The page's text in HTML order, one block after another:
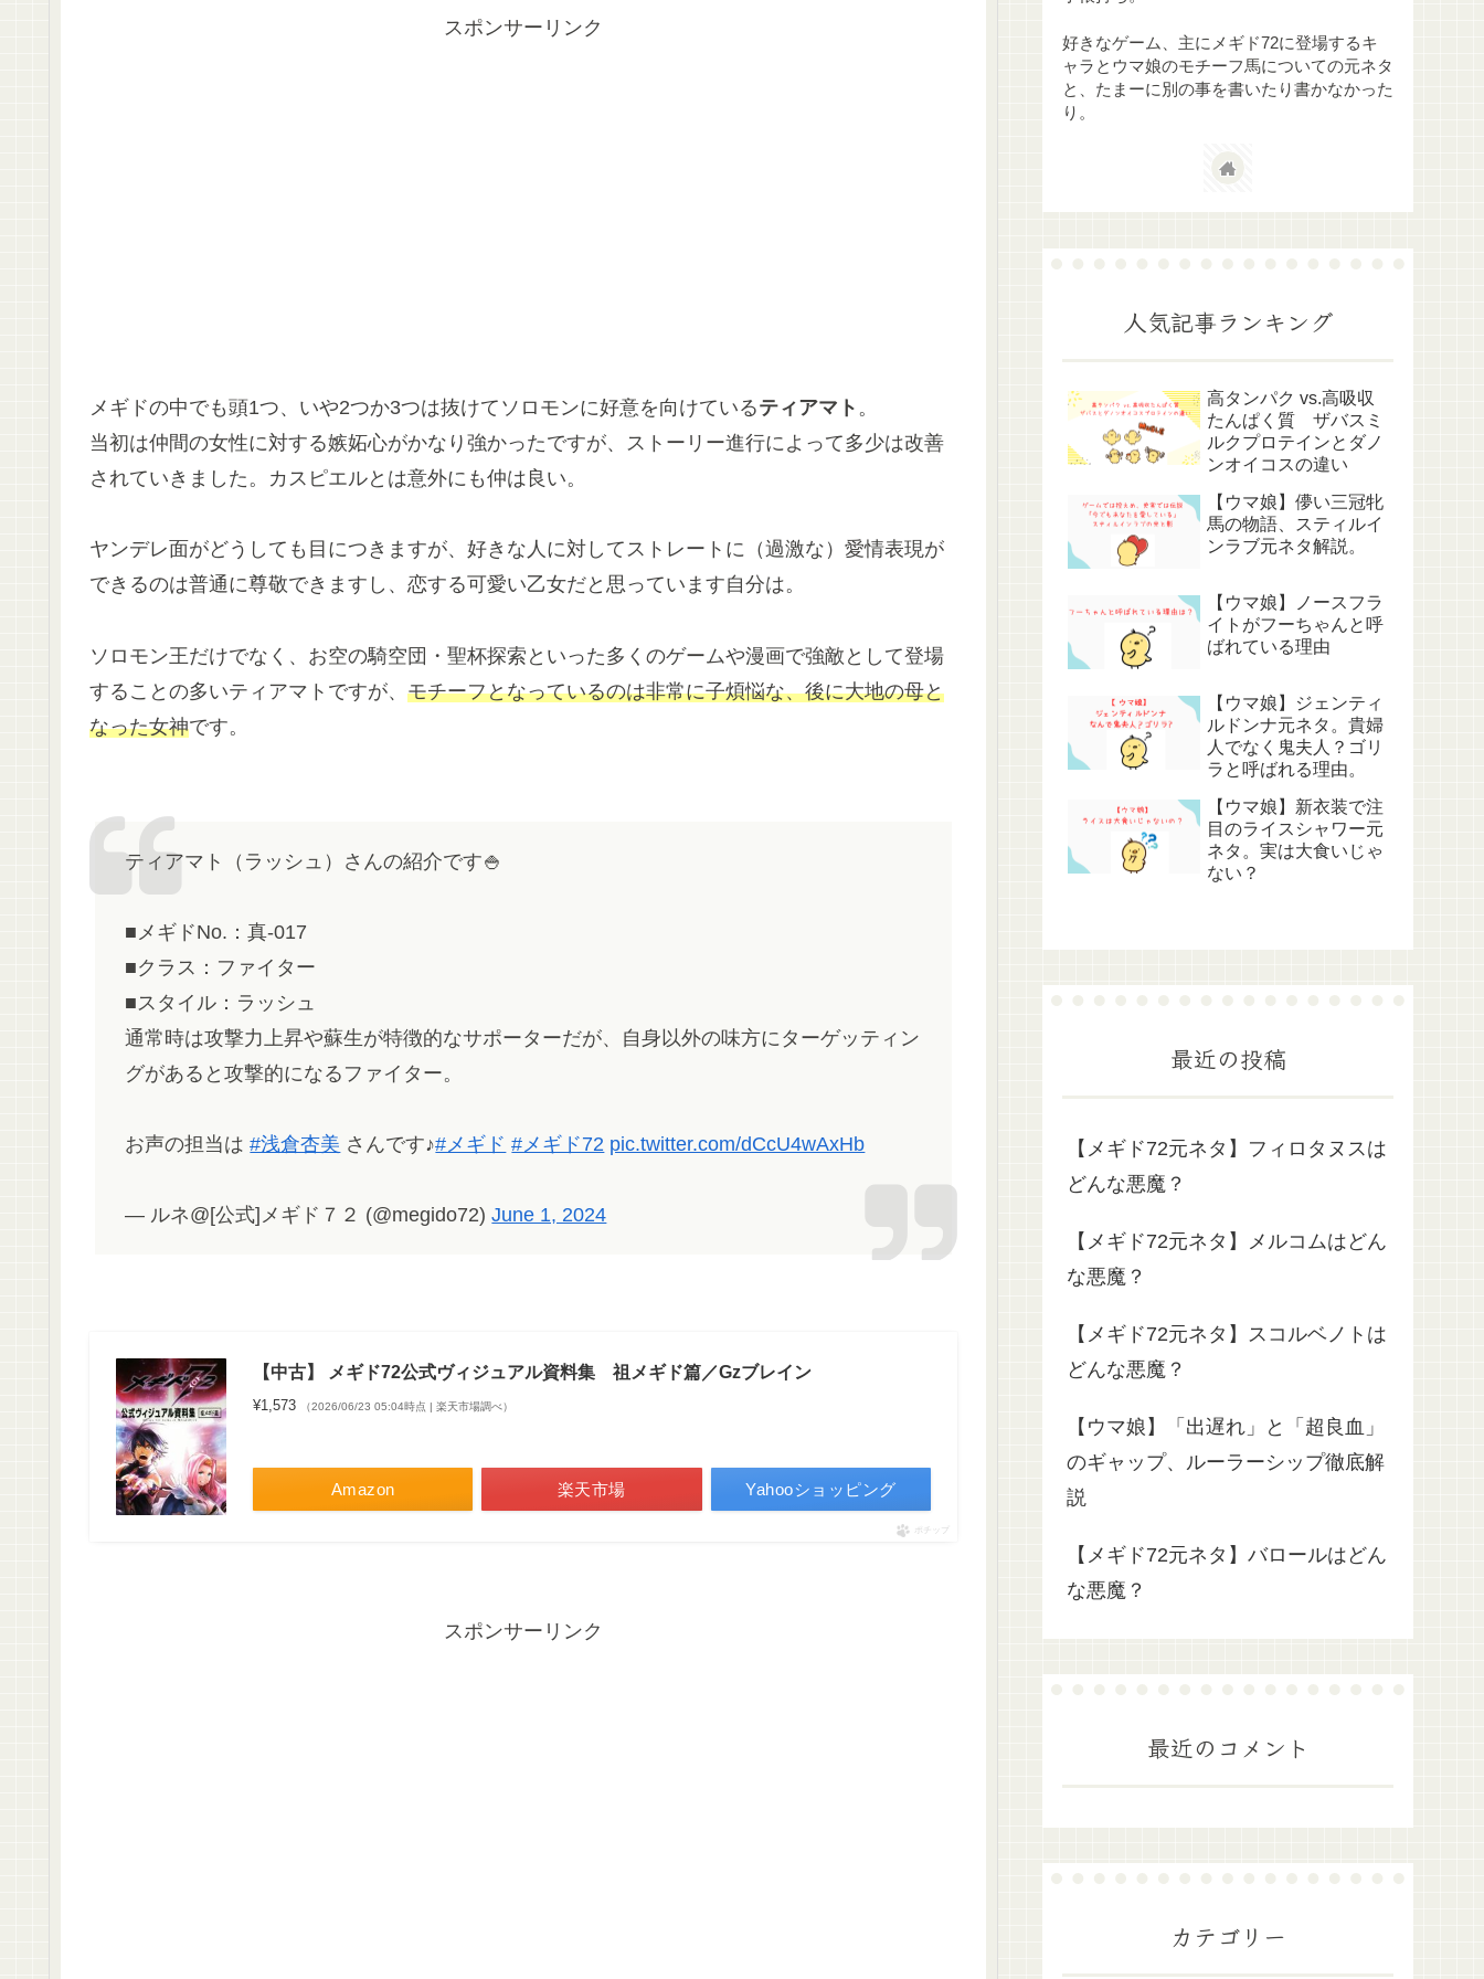
スポンサーリンク
メギドの中でも頭1つ、いや2つか3つは抜けてソロモンに好意を向けているティアマト 。
当初は仲間の女性に対する嫉妬心がかなり強かったですが、ストーリー進行によって多少は改善
されていきました。カスピエルとは意外にも仲は良い。
ヤンデレ面がどうしても目につきますが、好きな人に対してストレートに（過激な）愛情表現が
できるのは普通に尊敬できますし、恋する可愛い乙女だと思っています自分は。
ソロモン王だけでなく、お空の騎空団・聖杯探索といった多くのゲームや漫画で強敵として登場
することの多いティアマトですが、 モチーフとなっているのは非常に子煩悩な、後に大地の母と
なった女神です。
ティアマト（ラッシュ）さんの紹介です🍚
■メギドNo.：真-017
■クラス：ファイター
■スタイル：ラッシュ
通常時は攻撃力上昇や蘇生が特徴的なサポーターだが、自身以外の味方にターゲッティン
グがあると攻撃的になるファイター。
お声の担当は#浅倉杏美 さんです♪#メギド #メギド72 pic.twitter.com/dCcU4wAxHb
— ルネ@[公式]メギド７２ (@megido72)June 1, 2024
【中古】 メギド72公式ヴィジュアル資料集 祖メギド篇／Gzブレイン
¥1,573 （2026/06/23 05:04時点 | 楽天市場調べ）
Amazon 楽天市場 Yahooショッピング
ポチップ
スポンサーリンク
好きなゲーム、主にメギド72に登場するキ
ャラとウマ娘のモチーフ馬についての元ネタ
と、たまーに別の事を書いたり書かなかった
り。
人気記事ランキング
高タンパク vs.高吸収
たんぱく質 ザバスミ
ルクプロテインとダノ
ンオイコスの違い
【ウマ娘】儚い三冠牝
馬の物語、スティルイ
ンラブ元ネタ解説。
【ウマ娘】ノースフラ
イトがフーちゃんと呼
ばれている理由
【ウマ娘】ジェンティ
ルドンナ元ネタ。貴婦
人でなく鬼夫人？ゴリ
ラと呼ばれる理由。
【ウマ娘】新衣装で注
目のライスシャワー元
ネタ。実は大食いじゃ
ない？
最近の投稿
【メギド72元ネタ】フィロタヌスは
どんな悪魔？
【メギド72元ネタ】メルコムはどん
な悪魔？
【メギド72元ネタ】スコルベノトは
どんな悪魔？
【ウマ娘】「出遅れ」と「超良血」
のギャップ、ルーラーシップ徹底解
説
【メギド72元ネタ】バロールはどん
な悪魔？
最近のコメント
カテゴリー